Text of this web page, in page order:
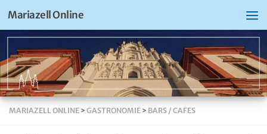
Mariazell Online
MARIAZELL ONLINE > GASTRONOMIE > BARS / CAFES